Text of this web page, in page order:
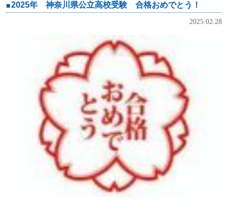
2025年 神奈川県公立高校受験 合格おめでとう！
2025.02.28